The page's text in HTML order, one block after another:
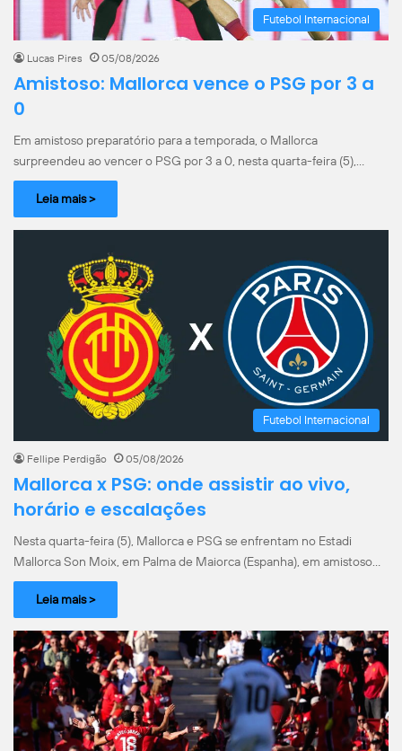
Futebol Internacional
Lucas Pires 05/08/2026
Amistoso: Mallorca vence o PSG por 3 a
0
Em amistoso preparatório para a temporada, o Mallorca
surpreendeu ao vencer o PSG por 3 a 0, nesta quarta-feira (5),…
Leia mais >
Futebol Internacional
Fellipe Perdigão 05/08/2026
Mallorca x PSG: onde assistir ao vivo,
horário e escalações
Nesta quarta-feira (5), Mallorca e PSG se enfrentam no Estadi
Mallorca Son Moix, em Palma de Maiorca (Espanha), em amistoso…
Leia mais >